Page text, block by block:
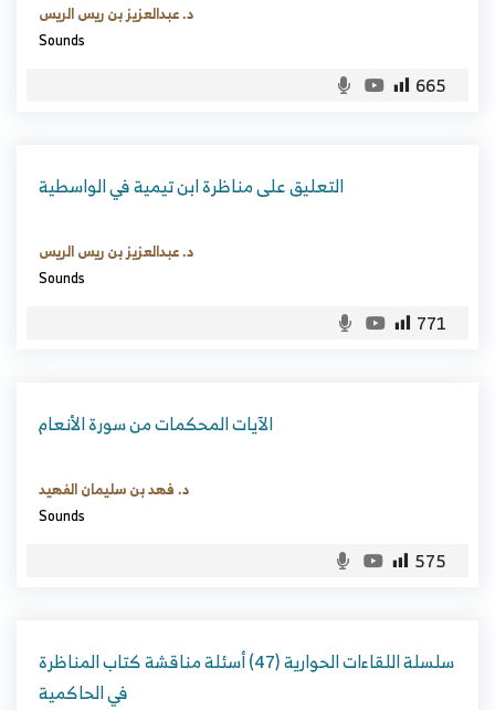
د. عبدالعزيز بن ريس الريس
Sounds
665
التعليق على مناظرة ابن تيمية في الواسطية
د. عبدالعزيز بن ريس الريس
Sounds
771
الآيات المحكمات من سورة الأنعام
د. فهد بن سليمان الفهيد
Sounds
575
سلسلة اللقاءات الحوارية (47) أسئلة مناقشة كتاب المناظرة
في الحاكمية